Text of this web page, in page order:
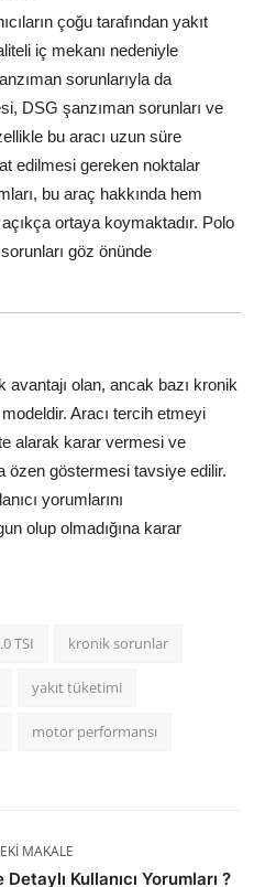
çoğu tarafından yakıt
iç mekanı nedeniyle
sorunlarıyla da
DSG şanzıman sorunları ve
bu aracı uzun süre
edilmesi gereken noktalar
bu araç hakkında hem
ortaya koymaktadır. Polo
göz önünde
olan, ancak bazı kronik
Aracı tercih etmeyi
alarak karar vermesi ve
özen göstermesi tavsiye edilir.
yorumlarını
olup olmadığına karar
TSI kronik sorunlar
yakıt tüketimi
motor performansı
MAKALE
Kullanıcı Yorumları ?